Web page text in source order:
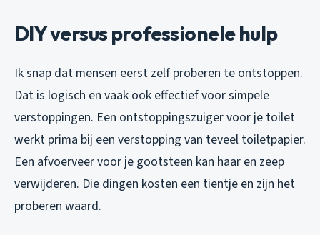
DIY versus professionele hulp
Ik snap dat mensen eerst zelf proberen te ontstoppen.
Dat is logisch en vaak ook effectief voor simpele
verstoppingen. Een ontstoppingszuiger voor je toilet
werkt prima bij een verstopping van teveel toiletpapier.
Een afvoerveer voor je gootsteen kan haar en zeep
verwijderen. Die dingen kosten een tientje en zijn het
proberen waard.